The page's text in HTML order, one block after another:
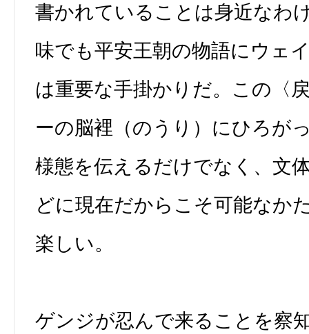
書かれていることは身近なわ
味でも平安王朝の物語にウェ
は重要な手掛かりだ。この〈
ーの脳裡（のうり）にひろが
様態を伝えるだけでなく、文
どに現在だからこそ可能なか
楽しい。
ゲンジが忍んで来ることを察